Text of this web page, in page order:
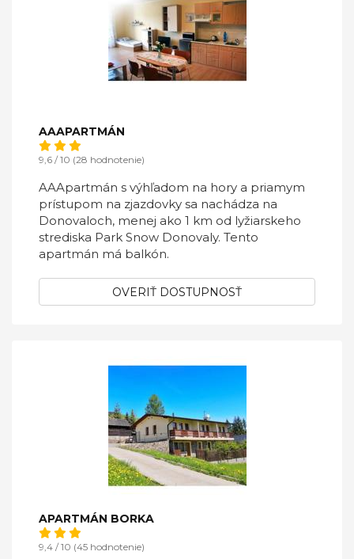
AAAPARTMÁN
9,6 / 10 (28 hodnotenie)
AAApartmán s výhľadom na hory a priamym
prístupom na zjazdovky sa nachádza na
Donovaloch, menej ako 1 km od lyžiarskeho
strediska Park Snow Donovaly. Tento
apartmán má balkón.
OVERIŤ DOSTUPNOSŤ
APARTMÁN BORKA
9,4 / 10 (45 hodnotenie)